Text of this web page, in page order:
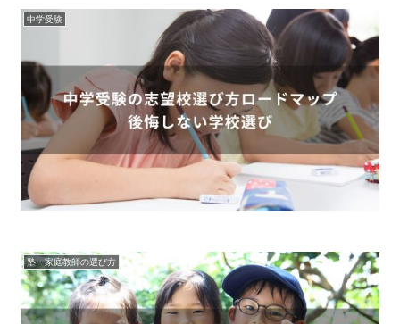
中学受験
塾・家庭教師の選び方